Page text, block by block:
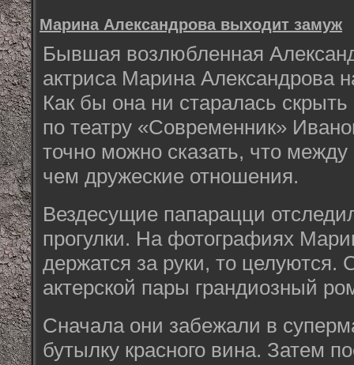
Марина Александрова выходит замуж
Бывшая возлюбленная
актриса Марина Александрова
Как бы она ни старалась
по театру «Современник»
точно можно сказать, что
чем дружеские отношения.
Вездесущие папарацци
прогулки. На фотографиях
держатся за руки, то целуются.
актерской пары грандиозный
Сначала они забежали в
бутылку красного вина. Затем